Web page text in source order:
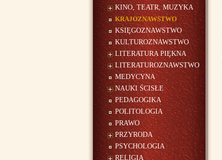
KINO, TEATR, MUZYKA
KRAJOZNAWSTWO
KSIĘGOZNAWSTWO
KULTUROZNAWSTWO
LITERATURA PIĘKNA
LITERATUROZNAWSTWO
MEDYCYNA
NAUKI ŚCISŁE
PEDAGOGIKA
POLITOLOGIA
PRAWO
PRZYRODA
PSYCHOLOGIA
RELIGIA